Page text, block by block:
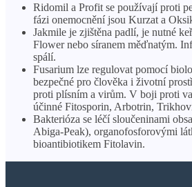
Ridomil a Profit se používají proti
fázi onemocnění jsou Kurzat a
Jakmile je zjištěna padlí, je nutné
Flower nebo síranem měďnatým.
spálí.
Fusarium lze regulovat pomocí
bezpečné pro člověka i životní
proti plísním a virům. V boji proti
účinné Fitosporin, Arbotrin,
Bakterióza se léčí sloučeninami
Abiga-Peak), organofosforovými
bioantibiotikem Fitolavin.